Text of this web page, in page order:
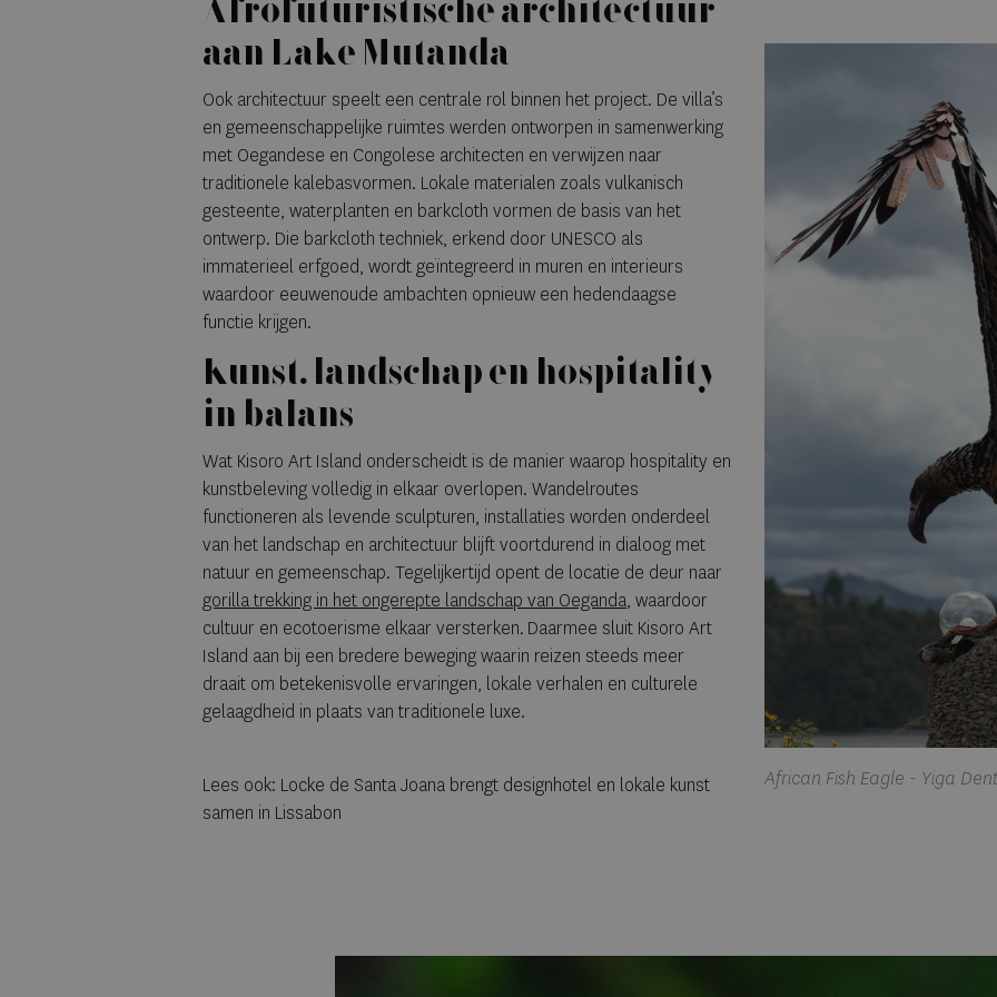
Afrofuturistische architectuur
aan Lake Mutanda
Ook architectuur speelt een centrale rol binnen het project. De villa’s
en gemeenschappelijke ruimtes werden ontworpen in samenwerking
met Oegandese en Congolese architecten en verwijzen naar
traditionele kalebasvormen. Lokale materialen zoals vulkanisch
gesteente, waterplanten en barkcloth vormen de basis van het
ontwerp. Die barkcloth techniek, erkend door UNESCO als
immaterieel erfgoed, wordt geïntegreerd in muren en interieurs
waardoor eeuwenoude ambachten opnieuw een hedendaagse
functie krijgen.
Kunst, landschap en hospitality
in balans
Wat Kisoro Art Island onderscheidt is de manier waarop hospitality en
kunstbeleving volledig in elkaar overlopen. Wandelroutes
functioneren als levende sculpturen, installaties worden onderdeel
van het landschap en architectuur blijft voortdurend in dialoog met
natuur en gemeenschap. Tegelijkertijd opent de locatie de deur naar
gorilla trekking in het ongerepte landschap van Oeganda, waardoor
cultuur en ecotoerisme elkaar versterken. Daarmee sluit Kisoro Art
Island aan bij een bredere beweging waarin reizen steeds meer
draait om betekenisvolle ervaringen, lokale verhalen en culturele
gelaagdheid in plaats van traditionele luxe.
Lees ook: Locke de Santa Joana brengt designhotel en lokale kunst
samen in Lissabon
African Fish Eagle - Yiga